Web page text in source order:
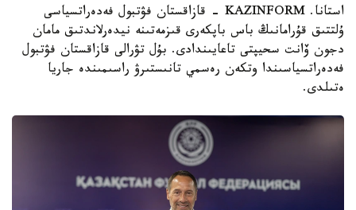
استانا. KAZINFORM - قازاقستان فۋتبول فەدەراتسياسى
ۇلتتىق قۇرامانىڭ باس باپكەرى قىزمەتىنە نيدەرلاندتىق مامان
دجون ۆانت سحيپتى تاعايىندادى. بۇل تۋرالى قازاقستان فۋتبول
فەدەراتسياسىندا وتكەن رەسمي تانىستىرۋ راسىمىندە جاريا
ەتىلدى.